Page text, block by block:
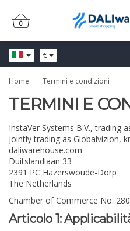
€
0
0
Home Termini e condizioni
TERMINI E
InstaVer Systems B.V., trading
jointly trading as Globalvizion,
daliwarehouse.com
Duitslandlaan 33
2391 PC Hazerswoude-Dorp
The Netherlands
Chamber of Commerce No:
Articolo 1: